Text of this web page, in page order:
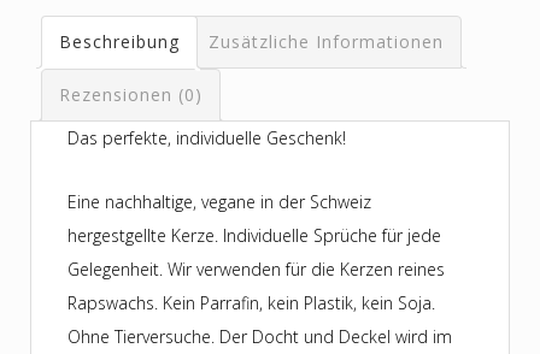
Schatz!
Menge
Beschreibung Zusätzliche Informationen
Rezensionen (0)
Das perfekte, individuelle Geschenk!
Eine nachhaltige, vegane in der Schweiz
hergestgellte Kerze. Individuelle Sprüche für jede
Gelegenheit. Wir verwenden für die Kerzen reines
Rapswachs. Kein Parrafin, kein Plastik, kein Soja.
Ohne Tierversuche. Der Docht und Deckel wird im